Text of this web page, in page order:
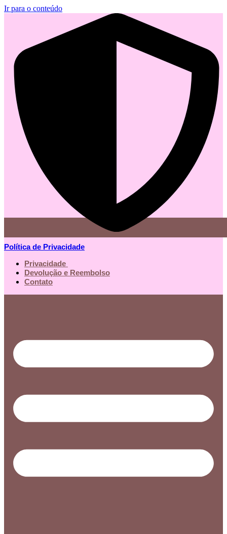
Ir para o conteúdo
Política de Privacidade
Privacidade
Devolução e Reembolso
Contato